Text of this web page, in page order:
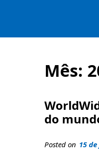
Mês:
do
Posted on 15